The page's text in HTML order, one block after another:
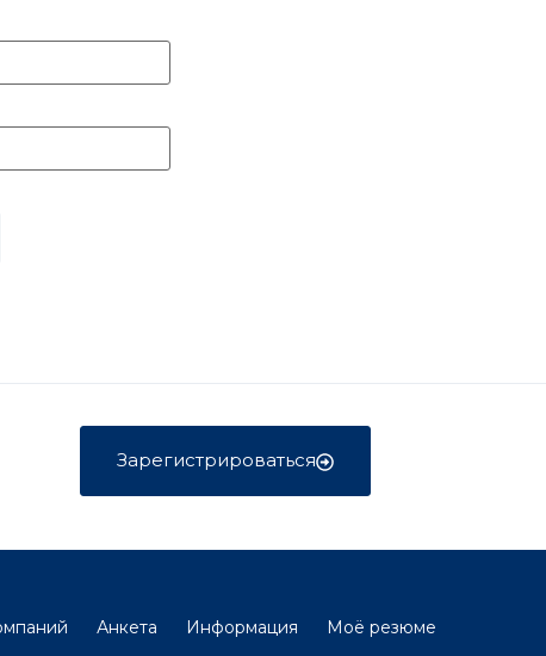
Зарегистрироваться
Анкета Информация
Моё резюме